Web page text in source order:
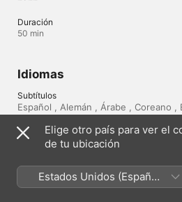
Duración
50 min
Idiomas
Subtítulos
Español , Alemán , Árabe , Coreano ,
México English (UK)
Elige otro país para ver el
de tu ubicación
Estados Unidos (Español
México)